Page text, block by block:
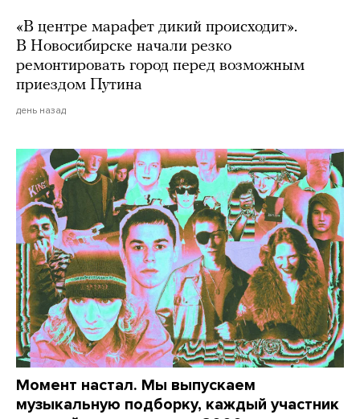
«В центре марафет дикий происходит».
В Новосибирске начали резко
ремонтировать город перед возможным
приездом Путина
день назад
Момент настал. Мы выпускаем
музыкальную подборку, каждый участник